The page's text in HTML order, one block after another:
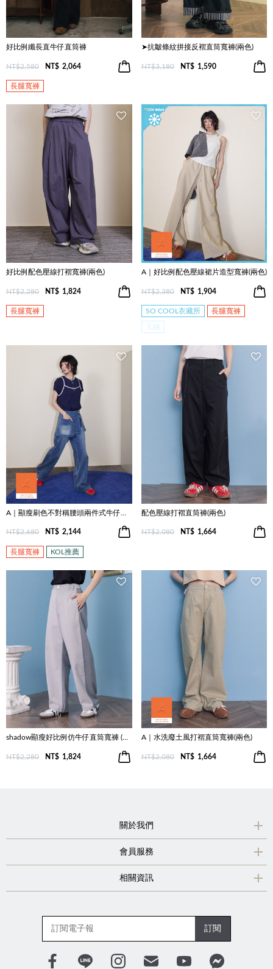
好比例纖長直牛仔直筒褲
NT$2,580 NT$ 2,064
長腿寬褲
➤抗皺條紋拼接反褶直筒寬褲(兩色)
NT$3,180 NT$ 1,590
好比例配色壓線打褶寬褲(兩色)
NT$2,280 NT$ 1,824
長腿寬褲
A｜好比例配色壓線裙片造型寬褲(兩色)
NT$2,380 NT$ 1,904
SO COOL衣藏所 長腿寬褲
天絲
A｜顯瘦刷色不對稱腰頭兩件式牛仔褲(兩色)
NT$2,680 NT$ 2,144
長腿寬褲 KOL推薦
配色壓線打褶直筒褲(兩色)
NT$2,080 NT$ 1,664
shadow顯瘦好比例仿牛仔直筒寬褲 (兩色)
NT$2,280 NT$ 1,824
A｜水洗廢土風打褶直筒寬褲(兩色)
NT$2,080 NT$ 1,664
關於我們
會員服務
相關資訊
訂閱